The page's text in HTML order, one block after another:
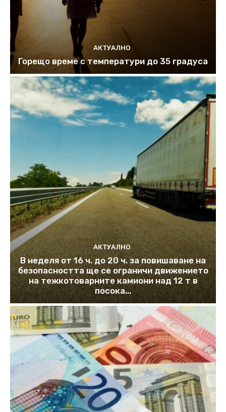
АКТУАЛНО
Горещо време с температури до 35 градуса
АКТУАЛНО
В неделя от 16 ч. до 20 ч. за повишаване на
безопасността ще се ограничи движението
на тежкотоварните камиони над 12 т в
посока...